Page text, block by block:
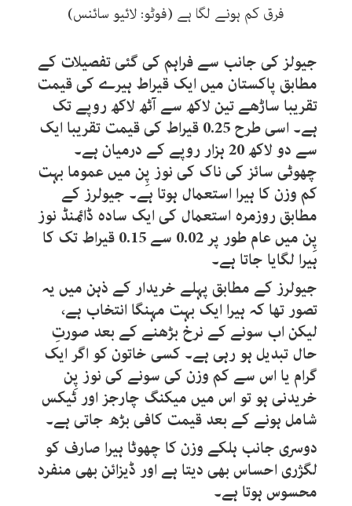
فرق کم ہونے لگا ہے (فوٹو: لائیو سائنس)
جیولز کی جانب سے فراہم کی گئی تفصیلات کے
مطابق پاکستان میں ایک قیراط ہیرے کی قیمت
تقریبا ساڑھے تین لاکھ سے آٹھ لاکھ روپے تک
ہے۔ اسی طرح 0.25 قیراط کی قیمت تقریبا ایک
سے دو لاکھ 20 ہزار روپے کے درمیان ہے۔
چھوٹی سائز کی ناک کی نوز پِن میں عموما بہت
کم وزن کا ہیرا استعمال ہوتا ہے۔ جیولرز کے
مطابق روزمرہ استعمال کی ایک سادہ ڈائمنڈ نوز
پِن میں عام طور پر 0.02 سے 0.15 قیراط تک کا
ہیرا لگایا جاتا ہے۔
جیولرز کے مطابق پہلے خریدار کے ذہن میں یہ
تصور تھا کہ ہیرا ایک بہت مہنگا انتخاب ہے،
لیکن اب سونے کے نرخ بڑھنے کے بعد صورتِ
حال تبدیل ہو رہی ہے۔ کسی خاتون کو اگر ایک
گرام یا اس سے کم وزن کی سونے کی نوز پِن
خریدنی ہو تو اس میں میکنگ چارجز اور ٹیکس
شامل ہونے کے بعد قیمت کافی بڑھ جاتی ہے۔
دوسری جانب ہلکے وزن کا چھوٹا ہیرا صارف کو
لگژری احساس بھی دیتا ہے اور ڈیزائن بھی منفرد
محسوس ہوتا ہے۔